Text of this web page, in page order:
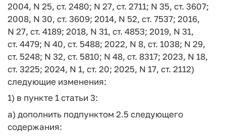
2004, N 25, ст. 2480; N 27, ст. 2711; N 35, ст. 3607;
2008, N 30, ст. 3609; 2014, N 52, ст. 7537; 2016,
N 27, ст. 4189; 2018, N 31, ст. 4853; 2019, N 31,
ст. 4479; N 40, ст. 5488; 2022, N 8, ст. 1038; N 29,
ст. 5248; N 32, ст. 5810; N 48, ст. 8317; 2023, N 18,
ст. 3225; 2024, N 1, ст. 20; 2025, N 17, ст. 2112)
следующие изменения:
1) в пункте 1 статьи 3:
а) дополнить подпунктом 2.5 следующего
содержания: